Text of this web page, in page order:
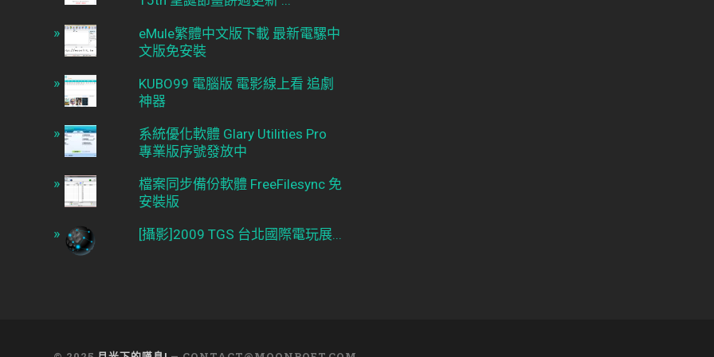
eMule繁體中文版下載 最新電騾中
文版免安裝
KUBO99 電腦版 電影線上看 追劇
神器
系統優化軟體 Glary Utilities Pro
專業版序號發放中
檔案同步備份軟體 FreeFilesync 免
安裝版
[攝影]2009 TGS 台北國際電玩展...